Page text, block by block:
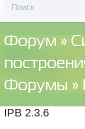
Форум »
Форумы »
IPB 2.3.6